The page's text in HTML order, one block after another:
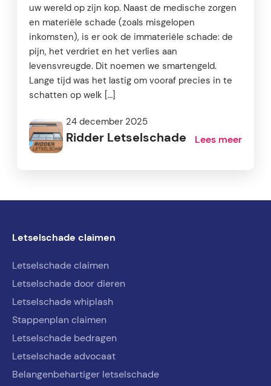
uw wereld op zijn kop. Naast de medische zorgen
en materiële schade (zoals misgelopen
inkomsten), is er ook de immateriële schade: de
pijn, het verdriet en het verlies aan
levensvreugde. Dit noemen we smartengeld.
Lange tijd was het lastig om vooraf precies in te
schatten op welk […]
24 december 2025
Ridder Letselschade Lees meer
Letselschade claimen
Letselschade claimen
Letselschade door dieren
Letselschade whiplash
Stappenplan claimen
Letselschade bedragen
Letselschade advocaat
Belangenbehartiger letselschade